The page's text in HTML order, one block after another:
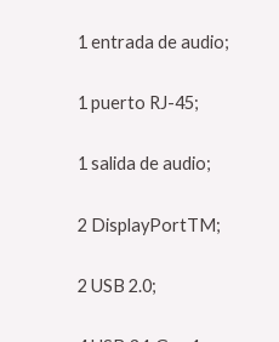
1 entrada de audio;
1 puerto RJ-45;
1 salida de audio;
2 DisplayPortTM;
2 USB 2.0;